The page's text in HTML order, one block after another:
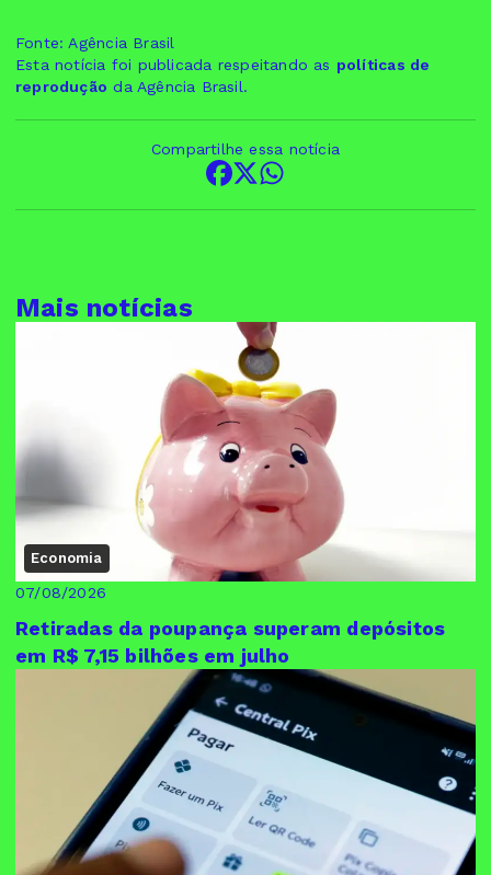
Fonte: Agência Brasil
Esta notícia foi publicada respeitando as políticas de
reprodução da Agência Brasil.
Compartilhe essa notícia
Mais notícias
Economia
07/08/2026
Retiradas da poupança superam depósitos
em R$ 7,15 bilhões em julho